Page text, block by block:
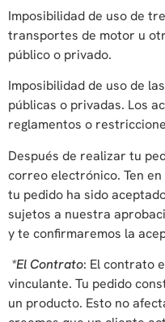
Imposibilidad de uso de
transportes de motor u
público o privado.
Imposibilidad de uso de
públicas o privadas. Los
reglamentos o
Después de realizar tu
correo electrónico. Ten
tu pedido ha sido
sujetos a nuestra
y te confirmaremos la
*El Contrato: El contrato
vinculante. Tu pedido
un producto. Esto no